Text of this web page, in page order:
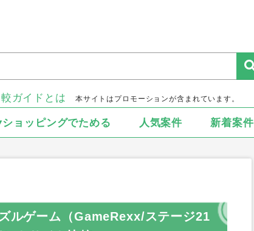
ガイドとは 本サイトはプロモーションが含まれています。
ショッピングでためる 人気案件 新着案件
ゲーム（GameRexx/ステージ21